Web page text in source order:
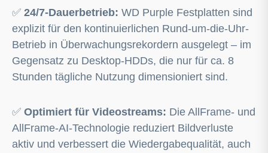
✅ 24/7-Dauerbetrieb: WD Purple Festplatten sind
explizit für den kontinuierlichen Rund-um-die-Uhr-
Betrieb in Überwachungsrekordern ausgelegt – im
Gegensatz zu Desktop-HDDs, die nur für ca. 8
Stunden tägliche Nutzung dimensioniert sind.
✅ Optimiert für Videostreams: Die AllFrame- und
AllFrame-AI-Technologie reduziert Bildverluste
aktiv und verbessert die Wiedergabequalität, auch